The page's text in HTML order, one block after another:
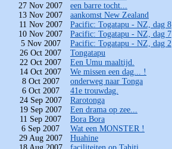
27 Nov 2007
een barre tocht...
13 Nov 2007
aankomst New Zealand
11 Nov 2007
Pacific: Togatapu - NZ, dag 8
10 Nov 2007
Pacific: Togatapu - NZ, dag 7
5 Nov 2007
Pacific: Togatapu - NZ, dag 2
26 Oct 2007
Tongatapu
22 Oct 2007
Een Umu maaltijd.
14 Oct 2007
We missen een dag... !
8 Oct 2007
onderweg naar Tonga
6 Oct 2007
41e trouwdag.
24 Sep 2007
Rarotonga
19 Sep 2007
Een drama op zee...
11 Sep 2007
Bora Bora
6 Sep 2007
Wat een MONSTER !
29 Aug 2007
Huahine